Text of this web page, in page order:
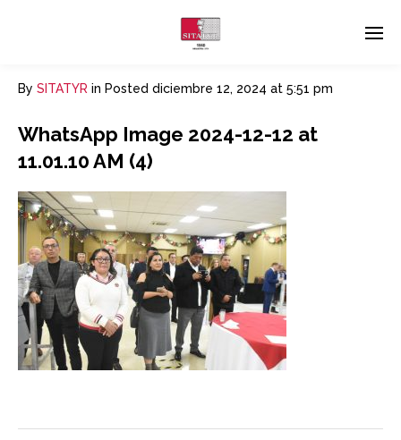
By SITATYR in Posted diciembre 12, 2024 at 5:51 pm
WhatsApp Image 2024-12-12 at
11.01.10 AM (4)